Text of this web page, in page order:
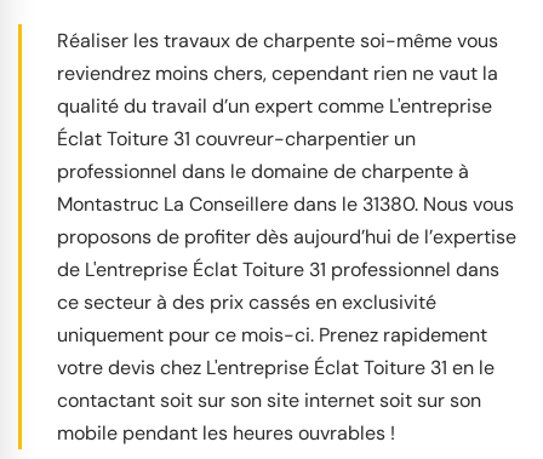
Réaliser les travaux de charpente soi-même vous
reviendrez moins chers, cependant rien ne vaut la
qualité du travail d’un expert comme L'entreprise
Éclat Toiture 31 couvreur-charpentier un
professionnel dans le domaine de charpente à
Montastruc La Conseillere dans le 31380. Nous vous
proposons de profiter dès aujourd’hui de l’expertise
de L'entreprise Éclat Toiture 31 professionnel dans
ce secteur à des prix cassés en exclusivité
uniquement pour ce mois-ci. Prenez rapidement
votre devis chez L'entreprise Éclat Toiture 31 en le
contactant soit sur son site internet soit sur son
mobile pendant les heures ouvrables !